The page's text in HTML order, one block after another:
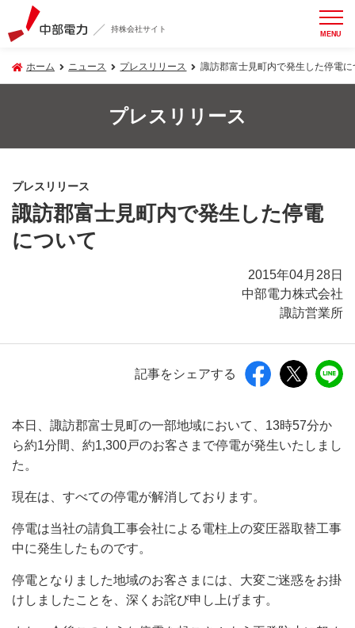
持株会社サイト MENU
ホーム ニュース プレスリリース 諏訪郡富士見町内で発生した停電に
プレスリリース
プレスリリース
諏訪郡富士見町内で発生した停電
について
2015年04月28日
中部電力株式会社
諏訪営業所
記事をシェアする
本日、諏訪郡富士見町の一部地域において、13時57分か
ら約1分間、約1,300戸のお客さまで停電が発生いたしまし
た。
現在は、すべての停電が解消しております。
停電は当社の請負工事会社による電柱上の変圧器取替工事
中に発生したものです。
停電となりました地域のお客さまには、大変ご迷惑をお掛
けしましたことを、深くお詫び申し上げます。